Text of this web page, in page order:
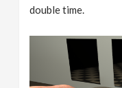
double time.